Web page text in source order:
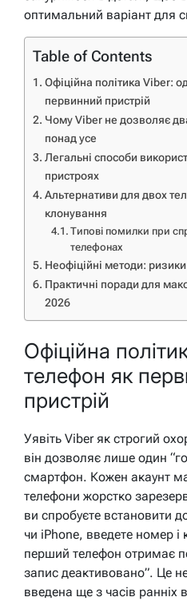
оптимальний варіант для
Table of Contents
Офіційна політика Viber:
первинний пристрій
Чому Viber не дозволяє
понад усе
Легальні способи
пристроях
Альтернативи для двох
клонування
Типові помилки при
телефонах
Неофіційні методи: ризики
Практичні поради для
2026
Офіційна
телефон як
пристрій
Уявіть Viber як строгий
він дозволяє лише один
смартфон. Кожен акаунт
телефони жорстко
ви спробуєте встановити
чи iPhone, введете номер і
перший телефон отримає
запис деактивовано”. Це
введена ще з часів ранніх